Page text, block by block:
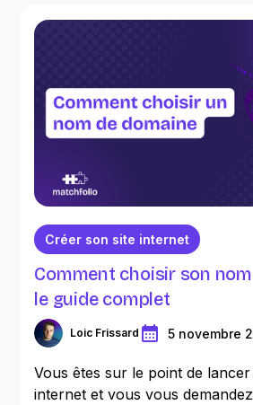
Créer son site internet
Comment choisir son
le guide complet
Loic Frissard 5 novembre
Vous êtes sur le point de
internet et vous vous